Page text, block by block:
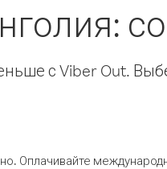
с Viber Out.
Оплачивайте